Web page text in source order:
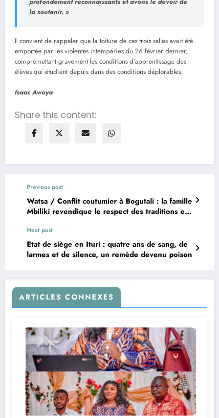
la soutenir. »
Il convient de rappeler que la toiture de ces trois salles avait été
emportée par les violentes intempéries du 26 février dernier,
compromettant gravement les conditions d’apprentissage des
élèves qui étudient depuis dans des conditions déplorables.
Isaac Awoya
Share this content:
Previous post
Watsa / Conflit coutumier à Bogutali : la famille
Mbiliki revendique le respect des traditions et
Next post
Etat de siège en Ituri : quatre ans de sang, de
larmes et de silence, un remède devenu poison
ARTICLES CONNEXES